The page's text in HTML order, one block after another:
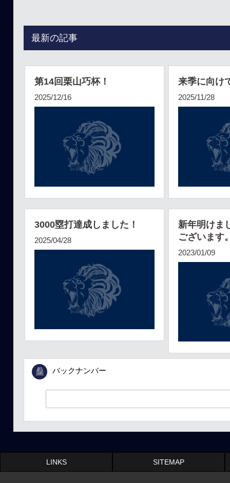
最新の記事
第14回栗山巧杯！
2025/12/16
来季に向け
2025/11/28
3000塁打達成しました！
2025/04/28
新年明けま
ございます
2023/01/09
バックナンバー
LINKS SITEMAP